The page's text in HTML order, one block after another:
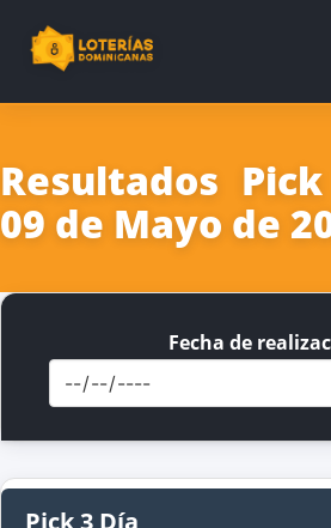
Resultados
09 de Mayo de
Fecha de